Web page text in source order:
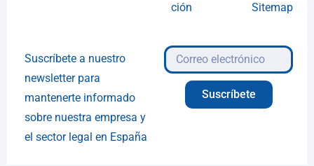
ción
Sitemap
Suscríbete a nuestro
newsletter para
mantenerte informado
sobre nuestra empresa y
el sector legal en España
Suscríbete